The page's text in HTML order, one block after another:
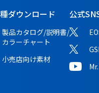
ダウンロード
製品カタログ/説明書/
カラーチャート
小売店向け素材
公式